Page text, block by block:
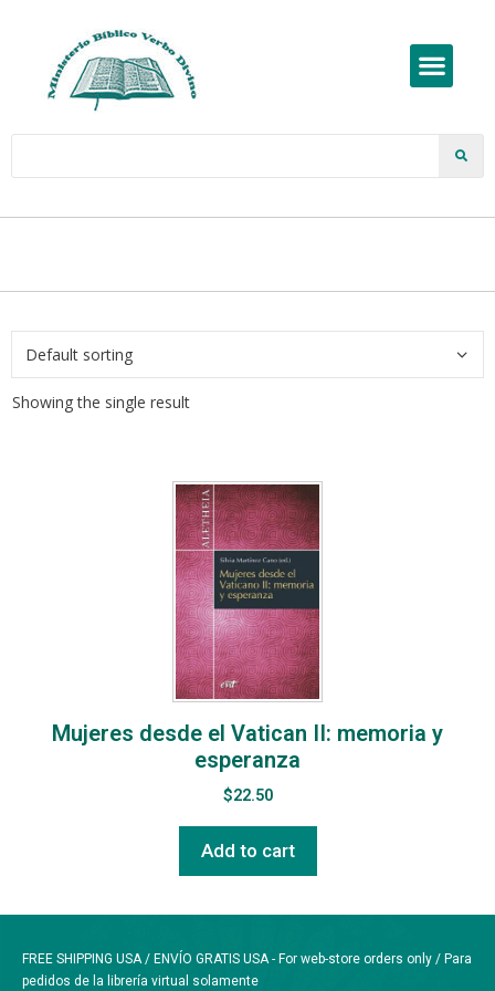
Showing the single result
Mujeres desde el Vatican II: memoria y
esperanza
$22.50
Add to cart
FREE SHIPPING USA / ENVÍO GRATIS USA - For web-store orders only / Para
pedidos de la librería virtual solamente